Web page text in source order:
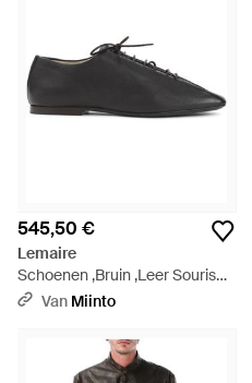
545,50 €
Lemaire
Schoenen ,Bruin ,Leer Souris
Platte Klassieke Derbies -
Van Miinto